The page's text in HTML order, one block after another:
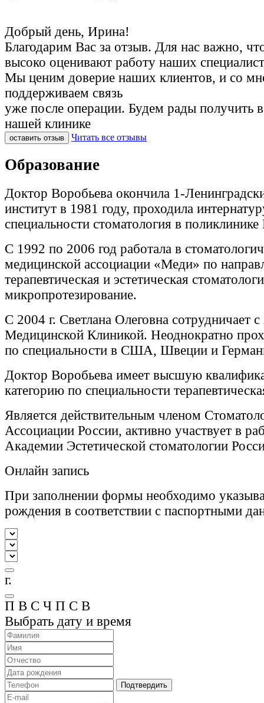
Добрый день, Ирина!
Благодарим Вас за отзыв. Для нас важно,
высоко оценивают работу наших
Мы ценим доверие наших клиентов, и со
поддерживаем связь
уже после операции. Будем рады получить
нашей клинике
оставить отзыв Читать все отзывы
Образование
Доктор Воробьева окончила 1-
институт в 1981 году, проходила
специальности стоматология в
С 1992 по 2006 год работала в
медицинской ассоциации «Меди» по
терапевтическая и эстетическая
микропротезирование.
С 2004 г. Светлана Олеговна сотрудничает
Медицинской Клиникой. Неоднократно
по специальности в США, Швеции и
Доктор Воробьева имеет высшую
категорию по специальности
Является действительным членом
Ассоциации России, активно участвует в
Академии Эстетической стоматологии
Онлайн запись
При заполнении формы необходимо
рождения в соответствии с паспортными
г.
П В С Ч П С В
Выбрать дату и время
Подтвердить